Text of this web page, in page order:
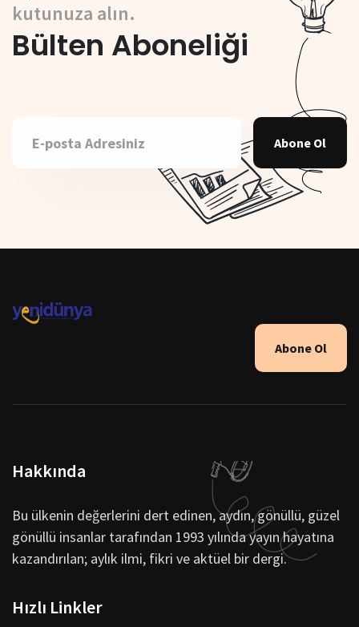
kutunuza alın.
Bülten Aboneliği
Abone Ol
Abone Ol
Hakkında
Bu ülkenin değerlerini dert edinen, aydın, gönüllü, güzel
gönüllü insanlar tarafından 1993 yılında yayın hayatına
kazandırılan; aylık ilmi, fikri ve aktüel bir dergi.
Hızlı Linkler